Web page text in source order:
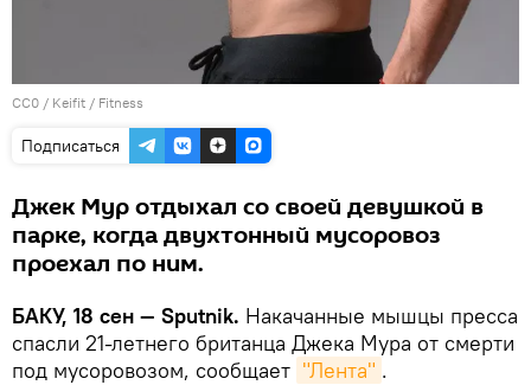
CC0 / Keifit / Fitness
Подписаться
Джек Мур отдыхал со своей девушкой в
парке, когда двухтонный мусоровоз
проехал по ним.
БАКУ, 18 сен — Sputnik. Накачанные мышцы пресса
спасли 21-летнего британца Джека Мура от смерти
под мусоровозом, сообщает "Лента" .